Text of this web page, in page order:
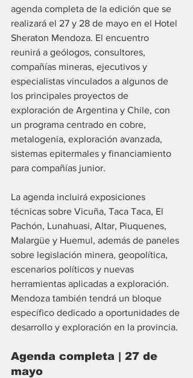
agenda completa de la edición que se
realizará el 27 y 28 de mayo en el Hotel
Sheraton Mendoza. El encuentro
reunirá a geólogos, consultores,
compañías mineras, ejecutivos y
especialistas vinculados a algunos de
los principales proyectos de
exploración de Argentina y Chile, con
un programa centrado en cobre,
metalogenia, exploración avanzada,
sistemas epitermales y financiamiento
para compañías junior.
La agenda incluirá exposiciones
técnicas sobre Vicuña, Taca Taca, El
Pachón, Lunahuasi, Altar, Piuquenes,
Malargüe y Huemul, además de paneles
sobre legislación minera, geopolítica,
escenarios políticos y nuevas
herramientas aplicadas a exploración.
Mendoza también tendrá un bloque
específico dedicado a oportunidades de
desarrollo y exploración en la provincia.
Agenda completa | 27 de
mayo